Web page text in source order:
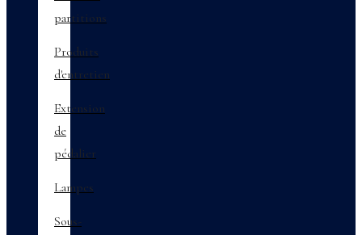
partitions
Produits
d'entretien
Extension
de
pédalier
Lampes
Sous-